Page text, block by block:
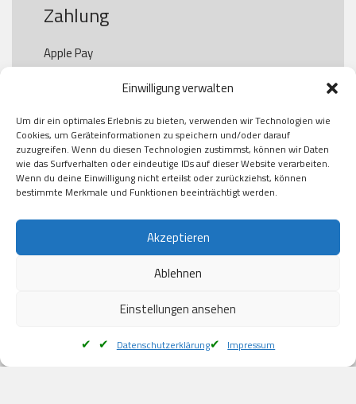
Einwilligung verwalten
Um dir ein optimales Erlebnis zu bieten, verwenden wir Technologien wie
Cookies, um Geräteinformationen zu speichern und/oder darauf
zuzugreifen. Wenn du diesen Technologien zustimmst, können wir Daten
wie das Surfverhalten oder eindeutige IDs auf dieser Website verarbeiten.
Wenn du deine Einwilligung nicht erteilst oder zurückziehst, können
bestimmte Merkmale und Funktionen beeinträchtigt werden.
Akzeptieren
Ablehnen
Einstellungen ansehen
Datenschutzerklärung Impressum
Zahlung
Apple Pay
Paypal
Kauf auf Rechung
Klarna
American Express